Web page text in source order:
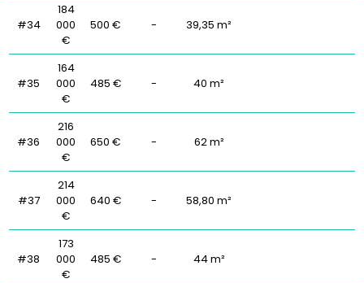
#34
184
000
€
500 € - 39,35 m²
#35
164
000
€
485 € - 40 m²
#36
216
000
€
650 € - 62 m²
#37
214
000
€
640 € - 58,80 m²
#38
173
000
€
485 € - 44 m²